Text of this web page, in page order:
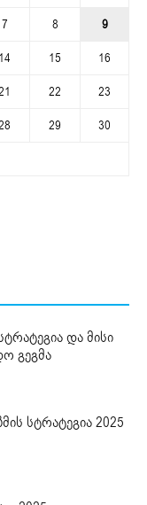
7 8
9
14 15
16
22
23
29
30
და მისი
გეგმა
სტრატეგია 2025